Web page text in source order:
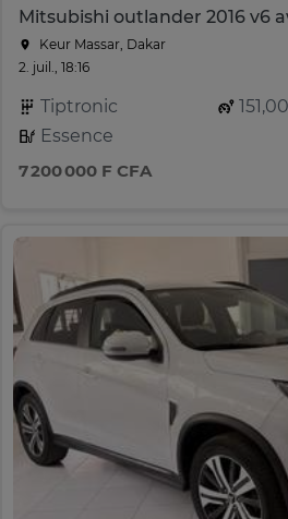
Mitsubishi outlander 2016 v6
Keur Massar, Dakar
2. juil., 18:16
Tiptronic
Essence
7 200 000 F CFA